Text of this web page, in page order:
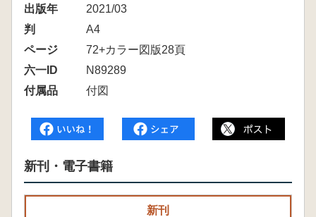
出版年
2021/03
判
A4
ページ
72+カラー図版28頁
六一ID
N89289
付属品
付図
新刊・電子書籍
新刊